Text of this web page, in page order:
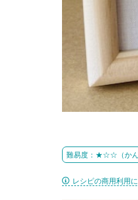
難易度：★☆☆（かん
レシピの商用利用